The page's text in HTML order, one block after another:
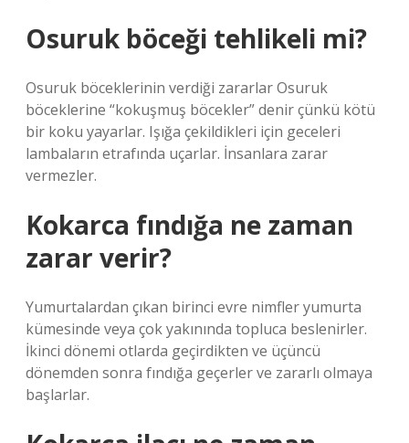
Osuruk böceği tehlikeli mi?
Osuruk böceklerinin verdiği zararlar Osuruk
böceklerine “kokuşmuş böcekler” denir çünkü kötü
bir koku yayarlar. Işığa çekildikleri için geceleri
lambaların etrafında uçarlar. İnsanlara zarar
vermezler.
Kokarca fındığa ne zaman
zarar verir?
Yumurtalardan çıkan birinci evre nimfler yumurta
kümesinde veya çok yakınında topluca beslenirler.
İkinci dönemi otlarda geçirdikten ve üçüncü
dönemden sonra fındığa geçerler ve zararlı olmaya
başlarlar.